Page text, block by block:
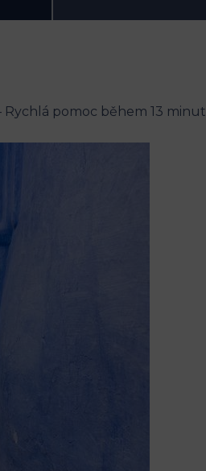
pomoc během 13 minut